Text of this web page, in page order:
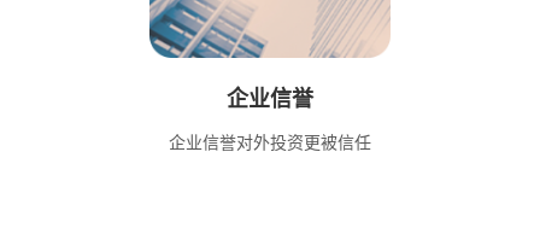
企业信誉
企业信誉对外投资更被信任